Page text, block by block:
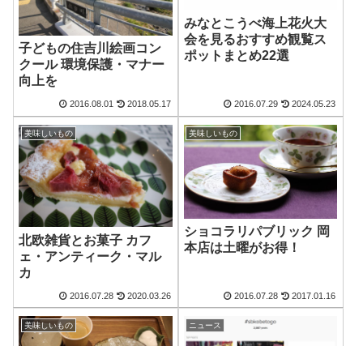
子どもの住吉川絵画コン
クール 環境保護・マナー
向上を
2016.08.01 2018.05.17
みなとこうべ海上花火大
会を見るおすすめ観覧ス
ポットまとめ22選
2016.07.29 2024.05.23
美味しいもの
北欧雑貨とお菓子 カフ
ェ・アンティーク・マル
カ
2016.07.28 2020.03.26
美味しいもの
ショコラリパブリック 岡
本店は土曜がお得！
2016.07.28 2017.01.16
美味しいもの ニュース